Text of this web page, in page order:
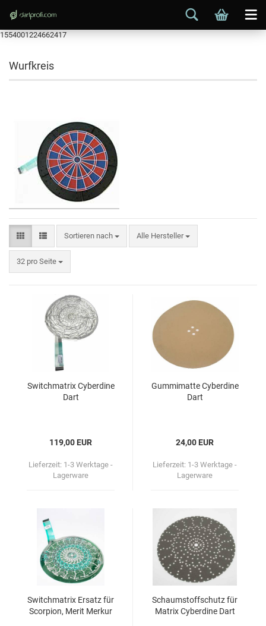
1554001224662417
Wurfkreis
Sortieren nach Alle Hersteller
32 pro Seite
Switch­ma­trix Cy­ber­di­ne
Dart
119,00 EUR
Lieferzeit: 1-3 Werktage -
Lagerware
Gum­mi­mat­te Cy­ber­di­ne
Dart
24,00 EUR
Lieferzeit: 1-3 Werktage -
Lagerware
Switch­ma­trix Er­satz für
Scor­pi­on, Merit Mer­kur
Schaum­stoff­schutz für
Ma­trix Cy­ber­di­ne Dart